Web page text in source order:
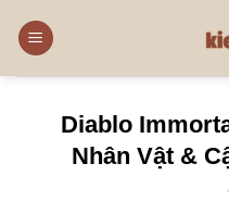
đến
Diablo
Nhân Vật &